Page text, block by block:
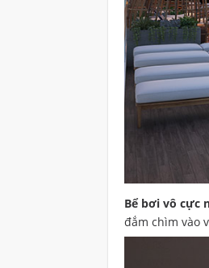
Bể bơi vô cực
đắm chìm vào